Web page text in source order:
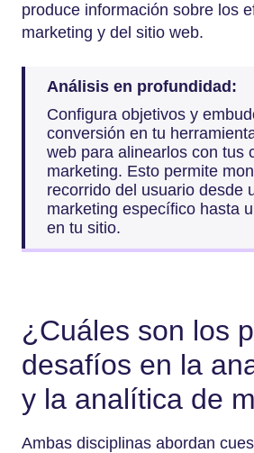
produce información sobre los
marketing y del sitio web.
Análisis en profundidad:
Configura objetivos y
conversión en tu
web para alinearlos con tus
marketing. Esto permite
recorrido del usuario desde
marketing específico hasta
en tu sitio.
¿Cuáles son los
desafíos en la
y la analítica de
Ambas disciplinas abordan